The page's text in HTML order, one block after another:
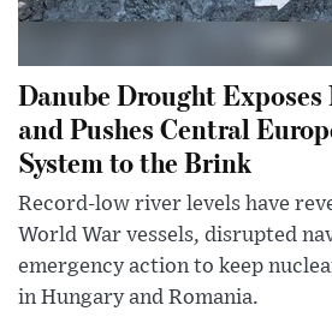
Danube Drought Exposes
and Pushes Central
System to the Brink
Record-low river levels have
World War vessels, disrupted
emergency action to keep
in Hungary and Romania.